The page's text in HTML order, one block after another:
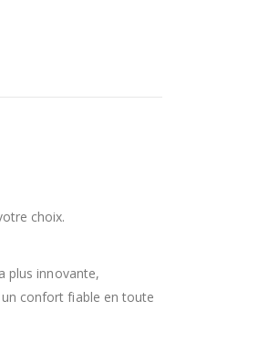
choix.
plus innovante,
confort fiable en toute